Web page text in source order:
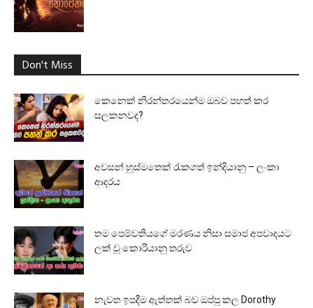
Don't Miss
කෙනෙක් නිරන්තරයෙන්ම ඔබව පහත් කර
සලකනවද?
අවසන් හුස්මතෙක් රැකගත් ඉන්දියානු – ලංකා
ආදරය
තම පෙම්වතියගේ මරණය නිසා සමාජ අපවාදයට
ලක් වූ කොරියානු තරුව
නැවත ඉපදීම ඇත්තක් බව ඔප්පු කල Dorothy